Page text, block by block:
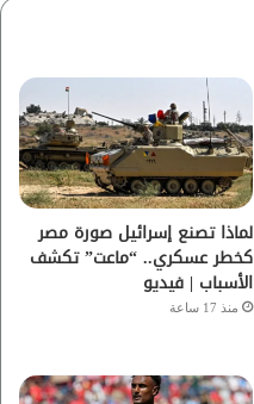
ي
و
ب
ت
ق
ر
ا
م
لماذا تصنع إسرائيل صورة مصر
كخطر عسكري.. “ماعت” تكشف
الأسباب | فيديو
منذ 17 ساعة